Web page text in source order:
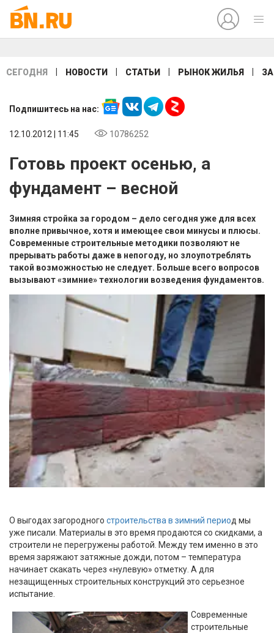
СЕГОДНЯ НОВОСТИ СТАТЬИ РЫНОК ЖИЛЬЯ
Подпишитесь на нас:
12.10.2012 | 11:45 10786252
Готовь проект осенью, а
фундамент – весной
Зимняя стройка за городом – дело сегодня уже для всех
вполне привычное, хотя и имеющее свои минусы и плюсы.
Современные строительные методики позволяют не
прерывать работы даже в непогоду, но злоупотреблять
такой возможностью не следует. Больше всего вопросов
вызывают «зимние» технологии возведения фундаментов.
О выгодах загородного строительства в зимний период мы
уже писали. Материалы в это время продаются со скидками, а
строители не перегружены работой. Между тем именно в это
время заряжают затяжные дожди, потом – температура
начинает скакать через «нулевую» отметку. А для
незащищенных строительных конструкций это серьезное
испытание.
Современные
строительные